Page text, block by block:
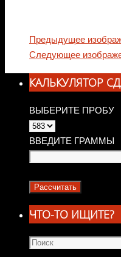
Предыдущее
Следующее
КАЛЬКУЛЯТОР
ВЫБЕРИТЕ ПРОБУ
ВВЕДИТЕ ГРАММЫ
ЧТО-ТО ИЩИТЕ?
Что